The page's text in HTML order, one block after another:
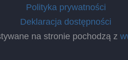
Polityka prywatności
Deklaracja dostępności
na stronie pochodzą z